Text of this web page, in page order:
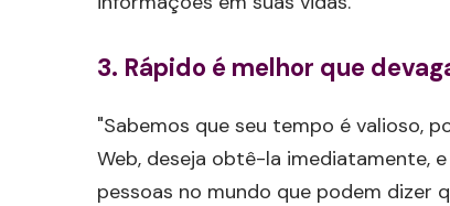
3. Rápido é melhor que
"Sabemos que seu tempo é valioso,
Web, deseja obtê-la imediatamente,
pessoas no mundo que podem dizer